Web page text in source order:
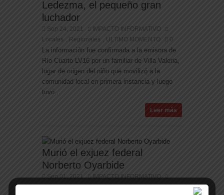
Ledezma, el pequeño gran
luchador
Sep 24, 2021
IMPACTO INFORMATIVO
Locales
Regionales ULTIMO MOMENTO 0
La información fue confirmada a la emisora de
Río Cuarto LV16 por un familiar de Villa Valeria,
lugar de origen del niño que movilizó a la
comunidad local en primera instancia y luego
tuvo...
Leer más
Murió el exjuez federal
Norberto Oyarbide
Sep 01, 2021
IMPACTO INFORMATIVO